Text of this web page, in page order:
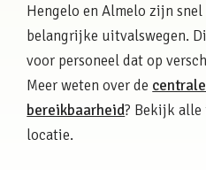
Hengelo en Almelo zijn
belangrijke uitvalswegen.
voor personeel dat op
Meer weten over de
bereikbaarheid? Bekijk
locatie.